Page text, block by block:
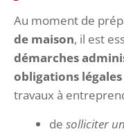
Au moment de
de maison, il est
démarches
obligations légales
travaux à
de solliciter un